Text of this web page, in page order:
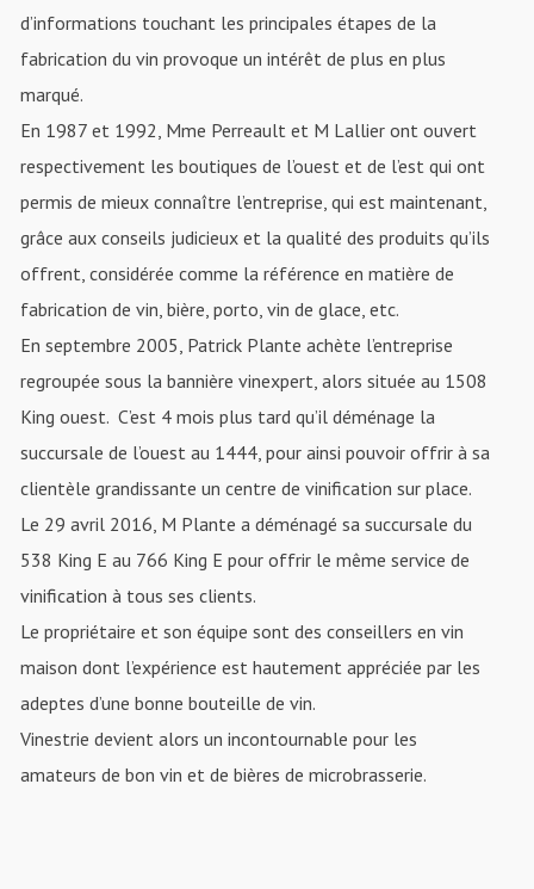
d’informations touchant les principales étapes de la
fabrication du vin provoque un intérêt de plus en plus
marqué.
En 1987 et 1992, Mme Perreault et M Lallier ont ouvert
respectivement les boutiques de l’ouest et de l’est qui ont
permis de mieux connaître l’entreprise, qui est maintenant,
grâce aux conseils judicieux et la qualité des produits qu’ils
offrent, considérée comme la référence en matière de
fabrication de vin, bière, porto, vin de glace, etc.
En septembre 2005, Patrick Plante achète l’entreprise
regroupée sous la bannière vinexpert, alors située au 1508
King ouest. C’est 4 mois plus tard qu’il déménage la
succursale de l’ouest au 1444, pour ainsi pouvoir offrir à sa
clientèle grandissante un centre de vinification sur place.
Le 29 avril 2016, M Plante a déménagé sa succursale du
538 King E au 766 King E pour offrir le même service de
vinification à tous ses clients.
Le propriétaire et son équipe sont des conseillers en vin
maison dont l’expérience est hautement appréciée par les
adeptes d’une bonne bouteille de vin.
Vinestrie devient alors un incontournable pour les
amateurs de bon vin et de bières de microbrasserie.